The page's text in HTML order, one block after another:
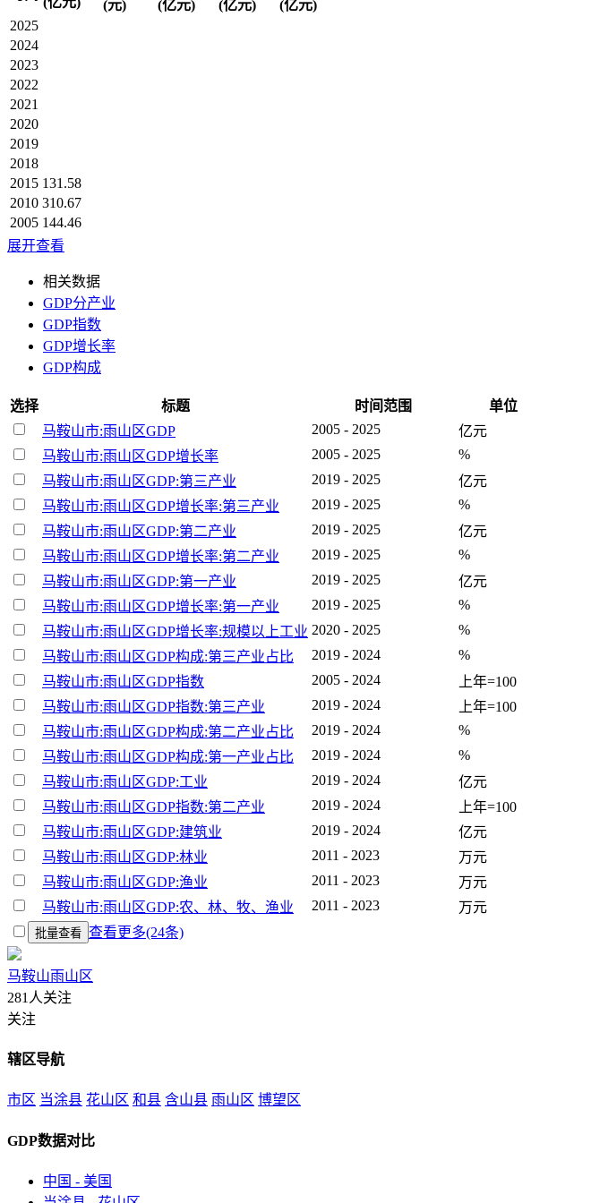
(元) (亿元) (亿元)
(亿元)
2025
2024
2023
2022
2021
2020
2019
2018
2015 131.58
2010 310.67
2005 144.46
展开查看
相关数据
GDP分产业
GDP指数
GDP增长率
GDP构成
选择 标题 时间范围
单位
马鞍山市:雨山区GDP
2005 - 2025
亿元
马鞍山市:雨山区GDP增长率
2005 - 2025
%
马鞍山市:雨山区GDP:第三产业
2019 - 2025
亿元
马鞍山市:雨山区GDP增长率:第三产业
2019 - 2025
%
马鞍山市:雨山区GDP:第二产业
2019 - 2025
亿元
马鞍山市:雨山区GDP增长率:第二产业
2019 - 2025
%
马鞍山市:雨山区GDP:第一产业
2019 - 2025
亿元
马鞍山市:雨山区GDP增长率:第一产业
2019 - 2025
%
马鞍山市:雨山区GDP增长率:规模以上工业 2020 - 2025
%
马鞍山市:雨山区GDP构成:第三产业占比
2019 - 2024
%
马鞍山市:雨山区GDP指数
2005 - 2024
上年=100
马鞍山市:雨山区GDP指数:第三产业
2019 - 2024
上年=100
马鞍山市:雨山区GDP构成:第二产业占比
2019 - 2024
%
马鞍山市:雨山区GDP构成:第一产业占比
2019 - 2024
%
马鞍山市:雨山区GDP:工业
2019 - 2024
亿元
马鞍山市:雨山区GDP指数:第二产业
2019 - 2024
上年=100
马鞍山市:雨山区GDP:建筑业
2019 - 2024
亿元
马鞍山市:雨山区GDP:林业
2011 - 2023
万元
马鞍山市:雨山区GDP:渔业
2011 - 2023
万元
马鞍山市:雨山区GDP:农、林、牧、渔业
2011 - 2023 万元
批量查看 查看更多(24条)
马鞍山雨山区
281人关注
关注
辖区导航
市区 当涂县 花山区 和县 含山县 雨山区 博望区
GDP数据对比
中国 - 美国